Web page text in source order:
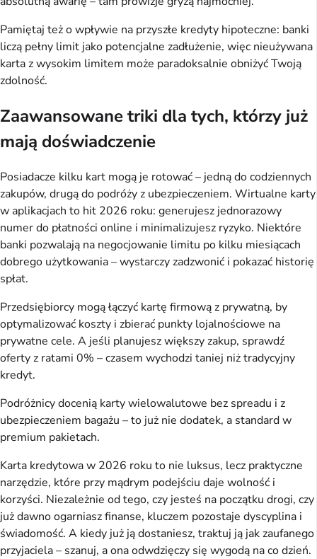
Pamiętaj też o wpływie na przyszłe kredyty hipoteczne: banki
liczą pełny limit jako potencjalne zadłużenie, więc nieużywana
karta z wysokim limitem może paradoksalnie obniżyć Twoją
zdolność.
Zaawansowane triki dla tych, którzy już
mają doświadczenie
Posiadacze kilku kart mogą je rotować – jedną do codziennych
zakupów, drugą do podróży z ubezpieczeniem. Wirtualne karty
w aplikacjach to hit 2026 roku: generujesz jednorazowy
numer do płatności online i minimalizujesz ryzyko. Niektóre
banki pozwalają na negocjowanie limitu po kilku miesiącach
dobrego użytkowania – wystarczy zadzwonić i pokazać historię
spłat.
Przedsiębiorcy mogą łączyć kartę firmową z prywatną, by
optymalizować koszty i zbierać punkty lojalnościowe na
prywatne cele. A jeśli planujesz większy zakup, sprawdź
oferty z ratami 0% – czasem wychodzi taniej niż tradycyjny
kredyt.
Podróżnicy docenią karty wielowalutowe bez spreadu i z
ubezpieczeniem bagażu – to już nie dodatek, a standard w
premium pakietach.
Karta kredytowa w 2026 roku to nie luksus, lecz praktyczne
narzędzie, które przy mądrym podejściu daje wolność i
korzyści. Niezależnie od tego, czy jesteś na początku drogi, czy
już dawno ogarniasz finanse, kluczem pozostaje dyscyplina i
świadomość. A kiedy już ją dostaniesz, traktuj ją jak zaufanego
przyjaciela – szanuj, a ona odwdzięczy się wygodą na co dzień.